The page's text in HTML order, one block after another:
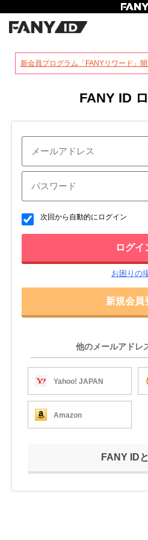
新会員プログラム「FANYリワード」
FANY ID
次回から自動的にログイン
ログイ
お困りの
新規会員
他のメールアドレ
Yahoo! JAPAN
Amazon
FANY ID